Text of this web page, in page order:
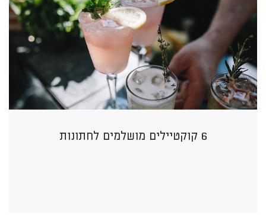
6 קוקטיילים מושלמים לחתונות